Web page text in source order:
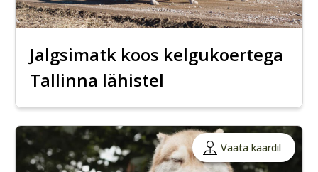
Jalgsimatk koos kelgukoertega
Tallinna lähistel
Vaata kaardil